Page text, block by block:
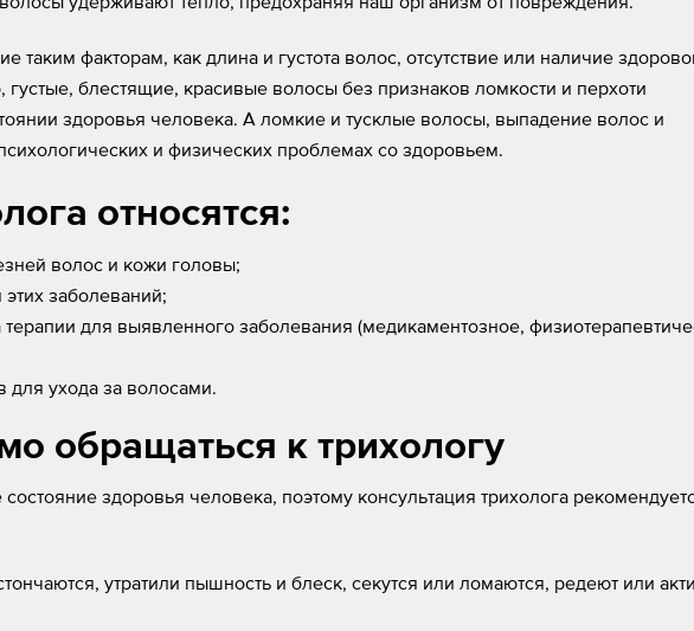
таким факторам, как длина и густота волос, отсутствие или наличие
густые, блестящие, красивые волосы без признаков ломкости и перхоти
здоровья человека. А ломкие и тусклые волосы, выпадение волос и
и физических проблемах со здоровьем.
относятся:
волос и кожи головы;
заболеваний;
для выявленного заболевания (медикаментозное,
ухода за волосами.
обращаться к трихологу
здоровья человека, поэтому консультация трихолога
утратили пышность и блеск, секутся или ломаются, редеют или